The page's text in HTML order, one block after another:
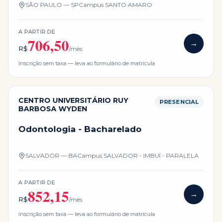
SÃO PAULO — SPCampus SANTO AMARO
A PARTIR DE
R$706,50/mês
→
Inscrição sem taxa — leva ao formulário de matrícula
CENTRO UNIVERSITÁRIO RUY
BARBOSA WYDEN
PRESENCIAL
Odontologia - Bacharelado
SALVADOR — BACampus SALVADOR - IMBUÍ - PARALELA
A PARTIR DE
R$852,15/mês
→
Inscrição sem taxa — leva ao formulário de matrícula